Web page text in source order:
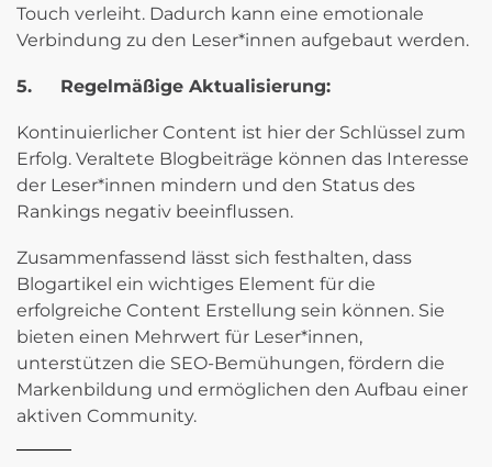
Touch verleiht. Dadurch kann eine emotionale
Verbindung zu den Leser*innen aufgebaut werden.
5. Regelmäßige Aktualisierung:
Kontinuierlicher Content ist hier der Schlüssel zum
Erfolg. Veraltete Blogbeiträge können das Interesse
der Leser*innen mindern und den Status des
Rankings negativ beeinflussen.
Zusammenfassend lässt sich festhalten, dass
Blogartikel ein wichtiges Element für die
erfolgreiche Content Erstellung sein können. Sie
bieten einen Mehrwert für Leser*innen,
unterstützen die SEO-Bemühungen, fördern die
Markenbildung und ermöglichen den Aufbau einer
aktiven Community.